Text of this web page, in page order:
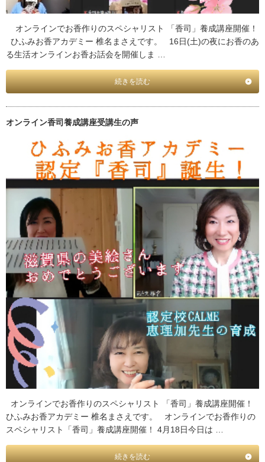
オンラインでお香作りのスペシャリスト 「香司」養成講座開催！
ひふみお香アカデミー 椎名まさえです。 16日(土)の夜にお香のあ
る生活オンラインお香お話会を開催しま …
続きを読む
オンライン香司養成講座受講生の声
オンラインでお香作りのスペシャリスト 「香司」養成講座開催！
ひふみお香アカデミー 椎名まさえです。 オンラインでお香作りの
スペシャリスト「香司」養成講座開催！ 4月18日今日は …
続きを読む